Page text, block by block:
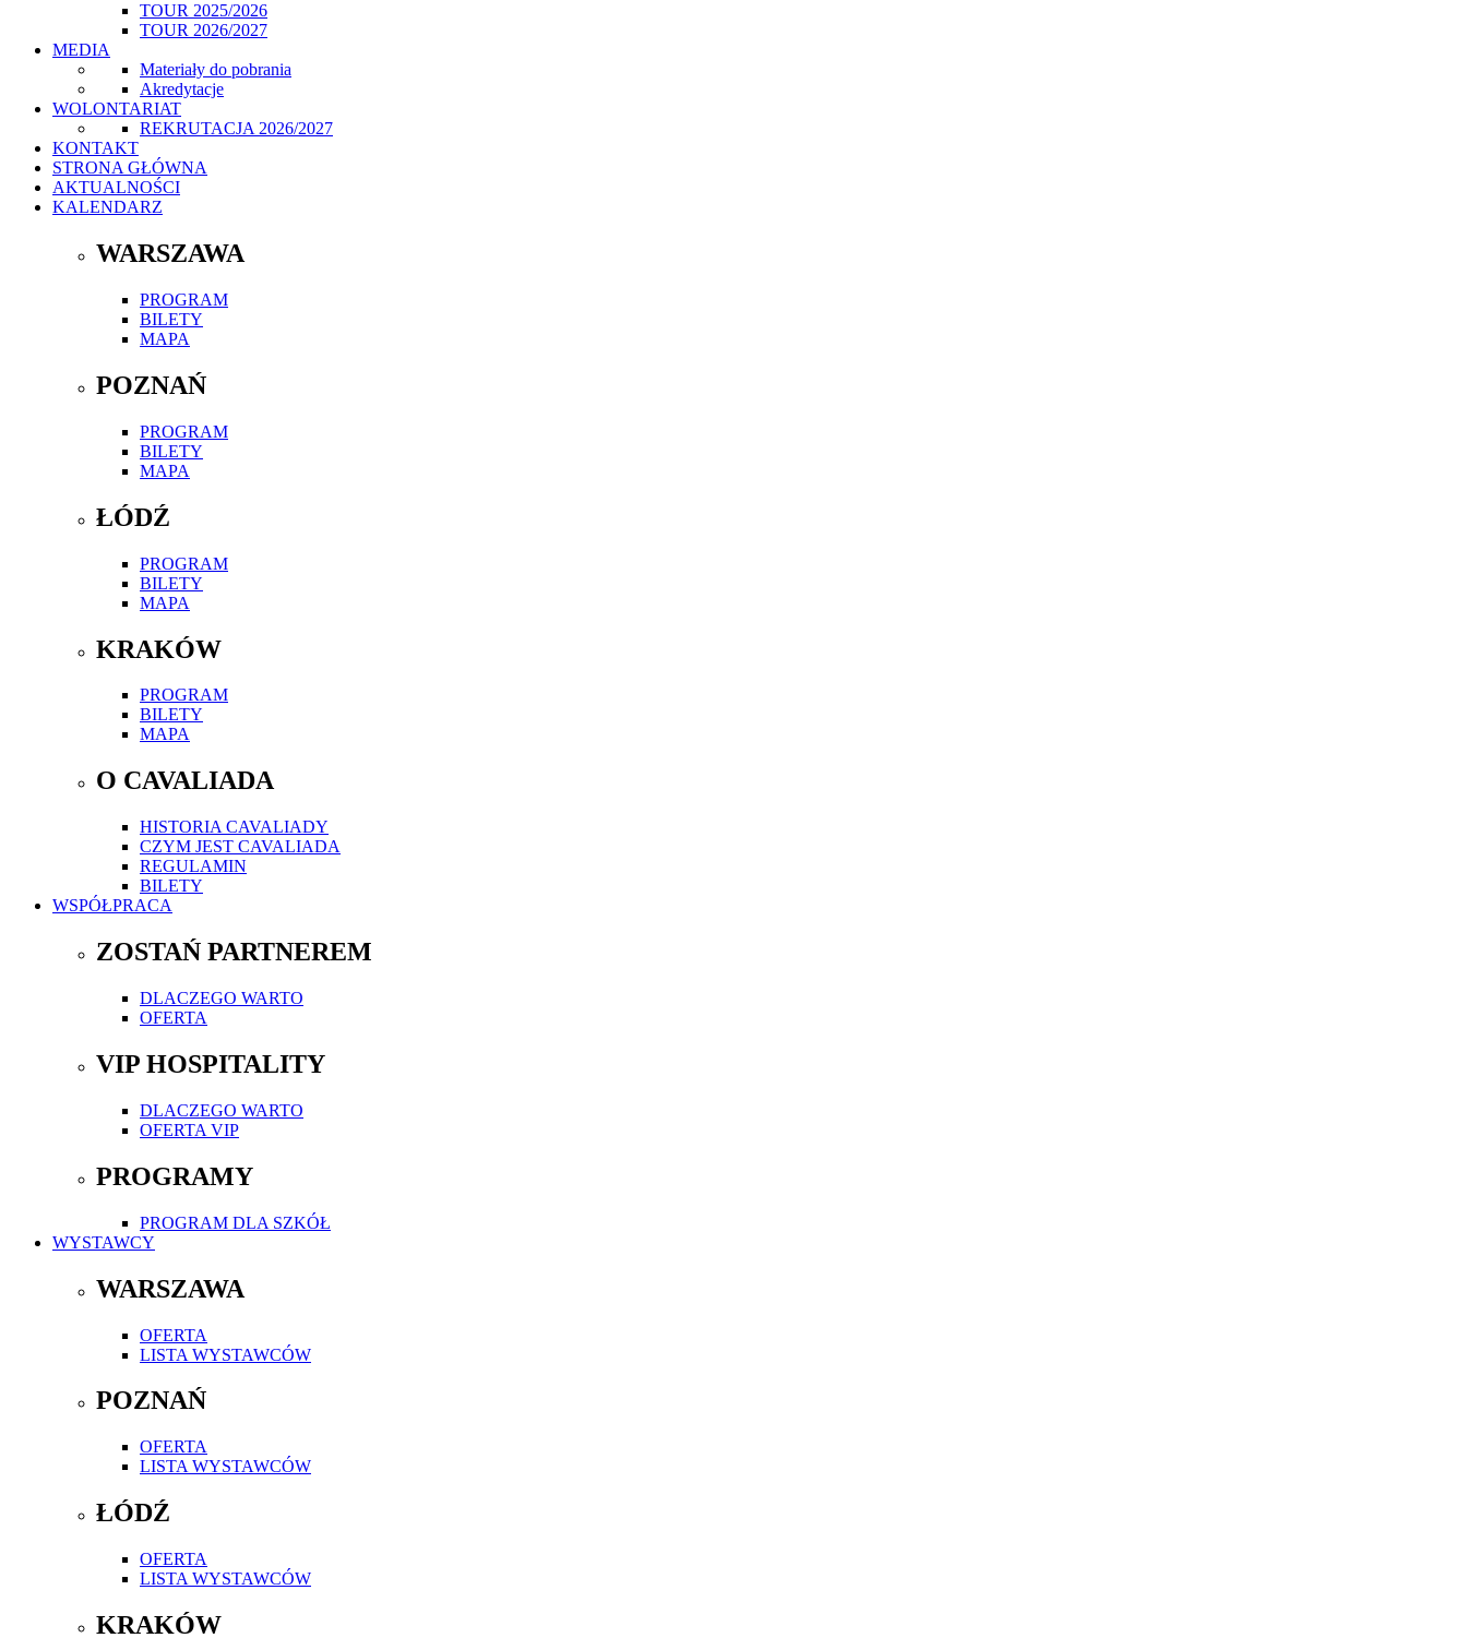
TOUR 2025/2026
TOUR 2026/2027
MEDIA
Materiały do pobrania
Akredytacje
WOLONTARIAT
REKRUTACJA 2026/2027
KONTAKT
STRONA GŁÓWNA
AKTUALNOŚCI
KALENDARZ
WARSZAWA
PROGRAM
BILETY
MAPA
POZNAŃ
PROGRAM
BILETY
MAPA
ŁÓDŹ
PROGRAM
BILETY
MAPA
KRAKÓW
PROGRAM
BILETY
MAPA
O CAVALIADA
HISTORIA CAVALIADY
CZYM JEST CAVALIADA
REGULAMIN
BILETY
WSPÓŁPRACA
ZOSTAŃ PARTNEREM
DLACZEGO WARTO
OFERTA
VIP HOSPITALITY
DLACZEGO WARTO
OFERTA VIP
PROGRAMY
PROGRAM DLA SZKÓŁ
WYSTAWCY
WARSZAWA
OFERTA
LISTA WYSTAWCÓW
POZNAŃ
OFERTA
LISTA WYSTAWCÓW
ŁÓDŹ
OFERTA
LISTA WYSTAWCÓW
KRAKÓW